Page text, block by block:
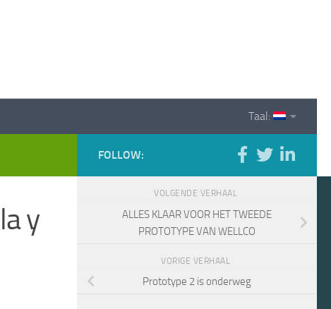
Taal:
y
FOLLOW:
VOLGENDE VERHAAL
ALLES KLAAR VOOR HET TWEEDE
PROTOTYPE VAN WELLCO
VORIGE VERHAAL
Prototype 2 is onderweg